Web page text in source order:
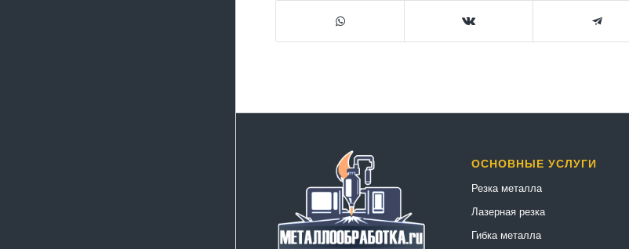
ОСНОВНЫЕ УСЛУГИ
Резка металла
Лазерная резка
Гибка металла